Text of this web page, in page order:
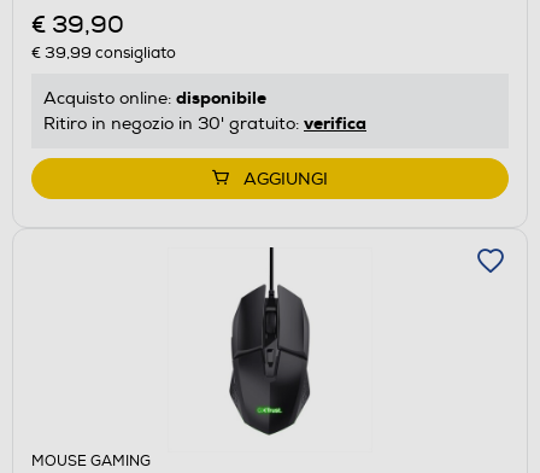
€ 39,90
€ 39,99 consigliato
Acquisto online: disponibile
Ritiro in negozio in 30' gratuito: verifica
AGGIUNGI
MOUSE GAMING